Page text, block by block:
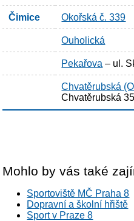
Čimice Okořská č. 339
Ouholická
Pekařova – ul.
Chvatěrubská
Chvatěrubská
Mohlo by vás také
Sportoviště MČ Praha 8
Dopravní a školní hřiště
Sport v Praze 8